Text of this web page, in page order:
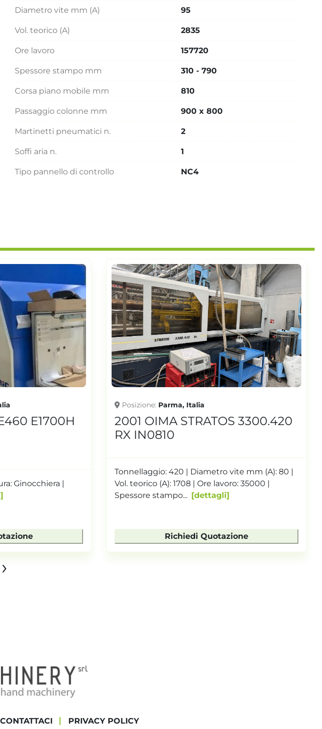
Diametro vite mm (A) 95
Vol. teorico (A) 2835
Ore lavoro 157720
Spessore stampo mm 310 - 790
Corsa piano mobile mm 810
Passaggio colonne mm 900 x 800
Martinetti pneumatici n. 2
Soffi aria n. 1
Tipo pannello di controllo NC4
Parma, Italia
2001 OIMA STRATOS 3300.420
Tonnellaggio: 420 | Diametro vite mm (A): 80 |
Vol. teorico (A): 1708 | Ore lavoro: 35000 |
Spessore stampo...
dettagli
Richiedi Quotazione
2010
Tonnellaggio:
Diametro vite
›
CONTATTACI PRIVACY POLICY